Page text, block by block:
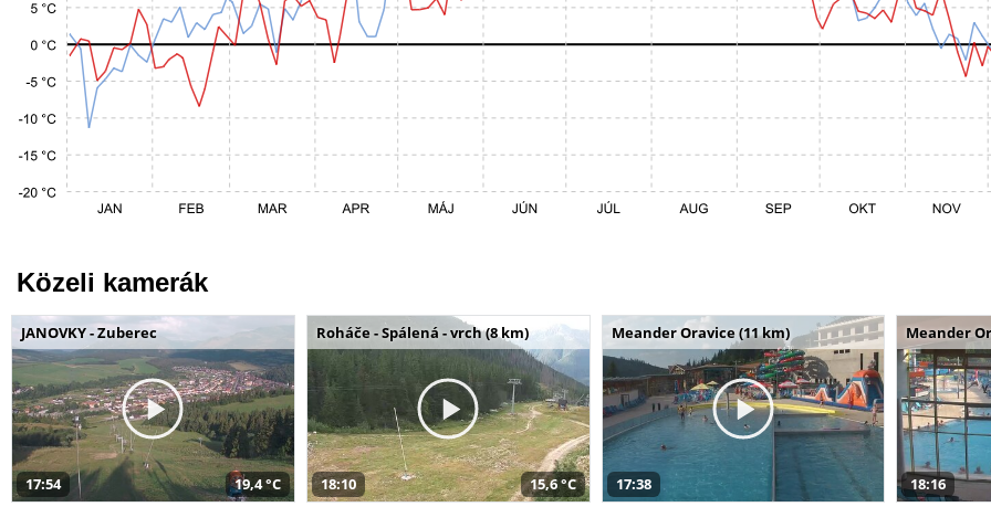
Közeli kamerák
JANOVKY - Zuberec
17:54 19,4 °C
Roháče - Spálená - vrch (8 km)
18:10 15,6 °C
Meander Oravice (11 km)
17:38
Meander
18:16